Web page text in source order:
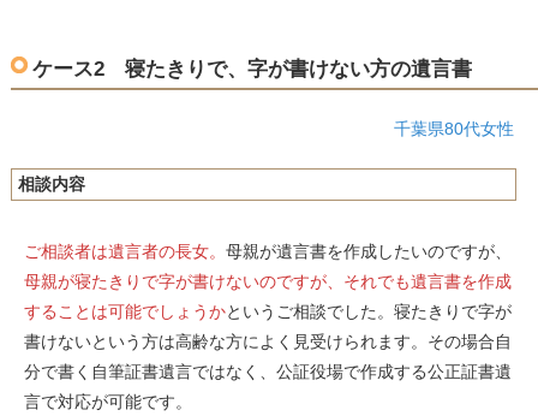
ケース2 寝たきりで、字が書けない方の遺言書
千葉県80代女性
相談内容
ご相談者は遺言者の長女。 母親が遺言書を作成したいのですが、
母親が寝たきりで字が書けないのですが、それでも遺言書を作成
することは可能でしょうかというご相談でした。寝たきりで字が
書けないという方は高齢な方によく見受けられます。その場合自
分で書く自筆証書遺言ではなく、公証役場で作成する公正証書遺
言で対応が可能です。